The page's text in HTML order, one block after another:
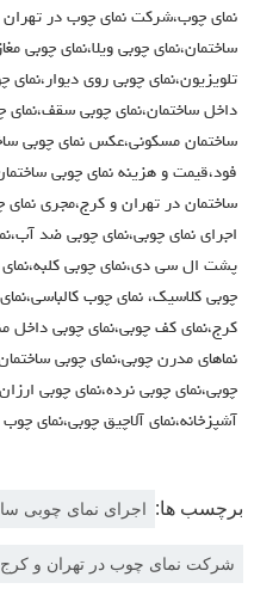
نمای چوب،شرکت نمای چوب در تهران
ساختمان،نمای چوبی ویلا،نمای چوبی
تلویزیون،نمای چوبی روی دیوار،نمای
داخل ساختمان،نمای چوبی سقف،نمای
ساختمان مسکونی،عکس نمای چوبی
فود،قیمت و هزینه نمای چوبی
ساختمان در تهران و کرج،مجری
اجرای نمای چوبی،نمای چوبی ضد
پشت ال سی دی،نمای چوبی
چوبی کلاسیک، نمای چوب
کرج،نمای کف چوبی،نمای چوبی داخل
نماهای مدرن چوبی،نمای چوبی
چوبی،نمای چوبی نرده،نمای چوبی
آشپزخانه،نمای آلاچیق چوبی،نمای
برچسب ها: اجرای نمای چوبی
شرکت نمای چوب در تهران و کرج